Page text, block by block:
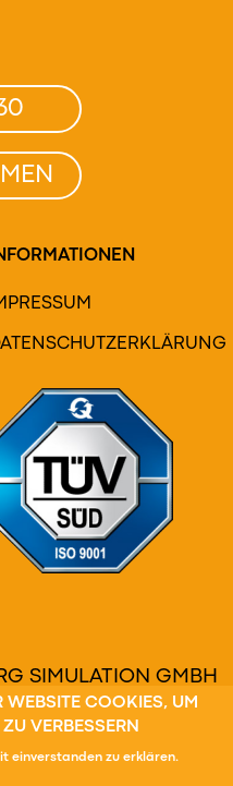
WEBSITE COOKIES, UM
VERBESSERN
einverstanden zu erklären.
SIMULATION GMBH